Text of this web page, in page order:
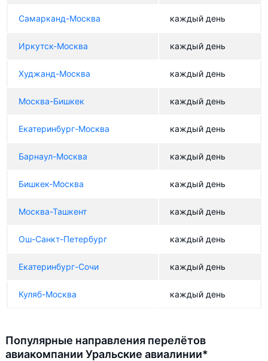
Самарканд-Москва каждый день
Иркутск-Москва каждый день
Худжанд-Москва каждый день
Москва-Бишкек каждый день
Екатеринбург-Москва каждый день
Барнаул-Москва каждый день
Бишкек-Москва каждый день
Москва-Ташкент каждый день
Ош-Санкт-Петербург каждый день
Екатеринбург-Сочи каждый день
Куляб-Москва каждый день
Популярные направления перелётов
авиакомпании Уральские авиалинии*